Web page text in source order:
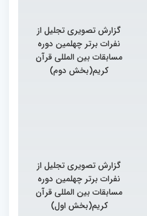
گزارش تصویری تجلیل از
نفرات برتر چهلمین دوره
مسابقات بین المللی قرآن
کریم(بخش دوم)
گزارش تصویری تجلیل از
نفرات برتر چهلمین دوره
مسابقات بین المللی قرآن
کریم(بخش اول)